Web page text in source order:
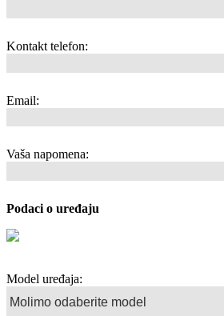
Kontakt telefon:
Email:
Vaša napomena:
Podaci o uređaju
Model uređaja: